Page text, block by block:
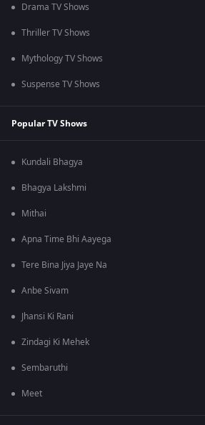
Drama TV Shows
Thriller TV Shows
Mythology TV Shows
Suspense TV Shows
Popular TV Shows
Kundali Bhagya
Bhagya Lakshmi
Mithai
Apna Time Bhi Aayega
Tere Bina Jiya Jaye Na
Anbe Sivam
Jhansi Ki Rani
Zindagi Ki Mehek
Sembaruthi
Meet